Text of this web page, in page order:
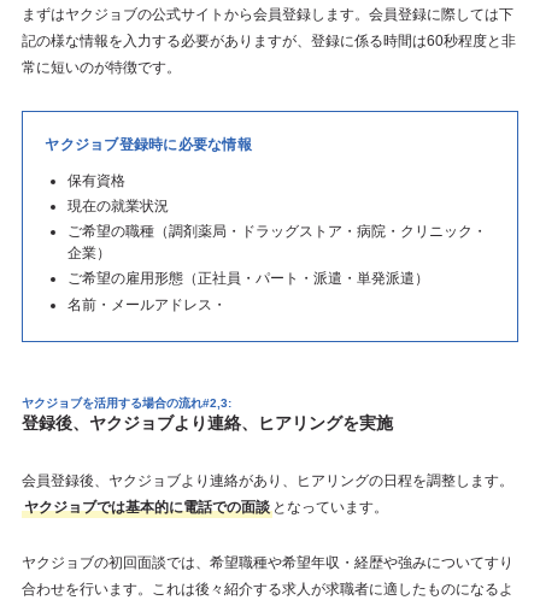
まずはヤクジョブの公式サイトから会員登録します。会員登録に際しては下
記の様な情報を入力する必要がありますが、登録に係る時間は60秒程度と非
常に短いのが特徴です。
ヤクジョブ登録時に必要な情報
保有資格
現在の就業状況
ご希望の職種（調剤薬局・ドラッグストア・病院・クリニック・
企業）
ご希望の雇用形態（正社員・パート・派遣・単発派遣）
名前・メールアドレス・
ヤクジョブを活用する場合の流れ#2,3:
登録後、ヤクジョブより連絡、ヒアリングを実施
会員登録後、ヤクジョブより連絡があり、ヒアリングの日程を調整します。
ヤクジョブでは基本的に電話での面談 となっています。
ヤクジョブの初回面談では、希望職種や希望年収・経歴や強みについてすり
合わせを行います。これは後々紹介する求人が求職者に適したものになるよ